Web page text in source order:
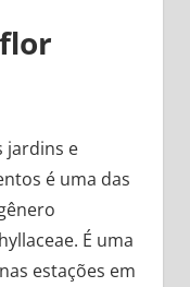
jardins e
é uma das
É uma
estações em